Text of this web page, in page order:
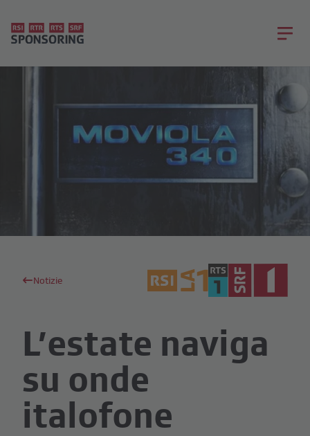
Notizie
L’estate naviga
su onde
italofone